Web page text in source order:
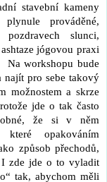
stavební kameny
prováděné,
slunci,
jógovou praxi
Na workshopu bude
najít pro sebe takový
možnostem a skrze
jde o tak často
že si v něm
které opakováním
způsob přechodů,
I zde jde o to vyladit
tak, abychom měli